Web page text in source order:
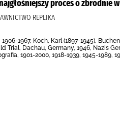
proces o zbrodnie
REPLIKA
1906-1967, Koch, Karl (1897-1945),
Trial, Dachau, Germany, 1946, Nazis
1901-2000, 1918-1939, 1945-1989,